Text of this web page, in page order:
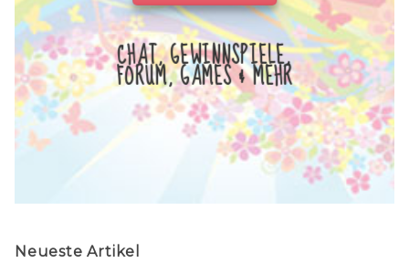
CHAT, GEWINNSPIELE,
FORUM, GAMES & MEHR
Neueste Artikel